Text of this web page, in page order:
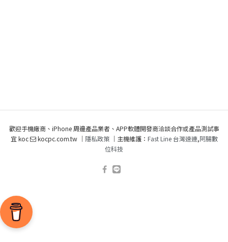
歡迎手機廠商、iPhone 周邊產品業者、APP軟體開發商洽談合作或產品測試事
宜 koc
kocpc.com.tw ｜ 隱私政策｜主機維護： Fast Line 台灣速連,阿腸數
位科技